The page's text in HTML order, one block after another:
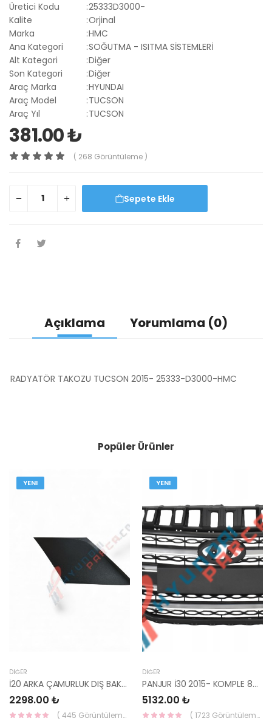
Üretici Kodu
:25333D3000-
Kalite
:Orjinal
Marka
:HMC
Ana Kategori
:SOĞUTMA - ISITMA SİSTEMLERİ
Alt Kategori
:Diğer
Son Kategori
:Diğer
Araç Marka
:HYUNDAI
Araç Model
:TUCSON
Araç Yıl
:TUCSON
381.00 ₺
( 268 Görüntüleme )
Sepete Ekle
Açıklama Yorumlama (0)
RADYATÖR TAKOZU TUCSON 2015- 25333-D3000-HMC
Popüler Ürünler
YENI
DIĞER
İ20 ARKA ÇAMURLUK DIŞ BAKALİTİ SOL 2015- ( PARLAK SİYAH ) 87360-C8000-YS
2298.00 ₺
( 445 Görüntüleme )
YENI
DIĞER
PANJUR İ30 2015- KOMPLE 86350-A6800-YS
5132.00 ₺
( 1723 Görüntüleme )